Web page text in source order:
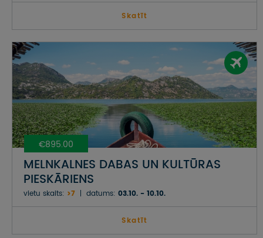
Skatīt
€895.00
MELNKALNES DABAS UN KULTŪRAS
PIESKĀRIENS
vietu skaits: >7 datums: 03.10. - 10.10.
Skatīt